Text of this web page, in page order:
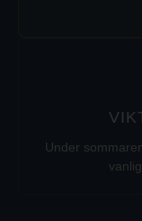
Under